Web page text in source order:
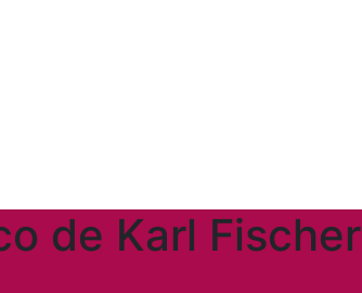
de Karl Fischer